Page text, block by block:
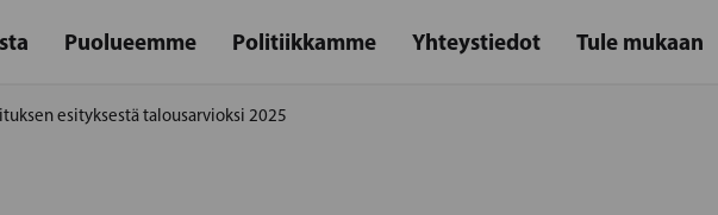
Puolueemme Politiikkamme Yhteystiedot Tule mukaan
esityksestä talousarvioksi 2025